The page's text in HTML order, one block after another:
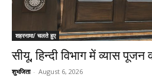
शहरनामा/ चलते हुए
सीयू, हिन्दी विभाग में व्यास पूजन
शुभजिता - August 6, 2026